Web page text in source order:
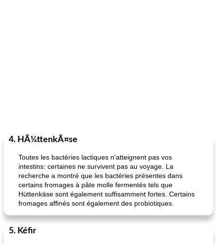
4. HÃ¼ttenkÃ¤se
Toutes les bactéries lactiques n'atteignent pas vos
intestins: certaines ne survivent pas au voyage. La
recherche a montré que les bactéries présentes dans
certains fromages à pâte molle fermentés tels que
Hüttenkäse sont également suffisamment fortes. Certains
fromages affinés sont également des probiotiques.
5. Kéfir